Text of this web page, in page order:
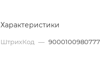
Характеристики
ШтрихКод — 9000100980777